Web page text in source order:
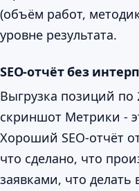
(объём работ,
уровне результата.
SEO-отчёт без
Выгрузка позиций по
скриншот Метрики -
Хороший SEO-отчёт
что сделано, что
заявками, что